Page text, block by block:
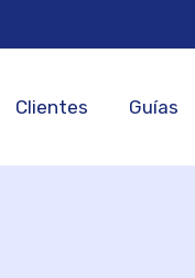
Clientes Guías